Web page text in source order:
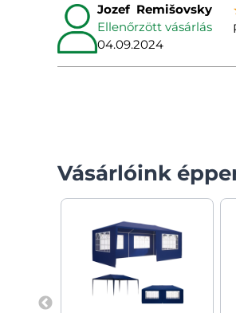
Jozef Remišovsky
Ellenőrzött vásárlás
04.09.2024
Vásárlóink